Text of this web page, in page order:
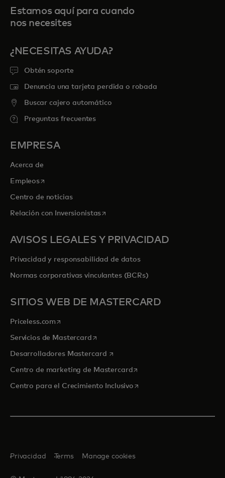
Estamos aquí para cuando
nos necesites
¿NECESITAS AYUDA?
Obtén soporte
Denuncia una tarjeta perdida o robada
Buscar cajero automático
Preguntas frecuentes
EMPRESA
Acerca de
Empleosse abre en una pestaña nueva
Centro de noticias
Relación con Inversionistasse abre en una pestaña nueva
AVISOS LEGALES Y PRIVACIDAD
Privacidad y responsabilidad de datos
Normas corporativas vinculantes (BCRs)
SITIOS WEB DE MASTERCARD
Priceless.com se abre en una pestaña nueva
Servicios de Mastercardse abre en una pestaña nueva
Desarrolladores Mastercard se abre en una pestaña nueva
Centro de marketing de Mastercardse abre en una pestaña
Centro para el Crecimiento Inclusivose abre en una pestaña
Privacidad Terms Manage cookies